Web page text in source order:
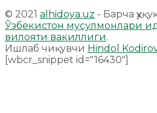
© 2021 alhidoya.uz - Барча
Ўзбекистон мусулмонлари
вилояти вакиллиги.
Ишлаб чиқувчи Hindol
[wbcr_snippet id="16430"]